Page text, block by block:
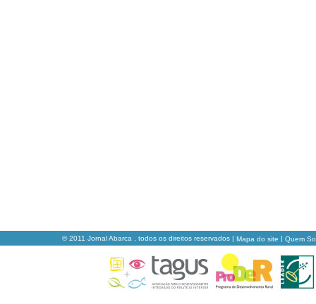
© 2011 Jornal Abarca , todos os direitos reservados | Mapa do site | Quem